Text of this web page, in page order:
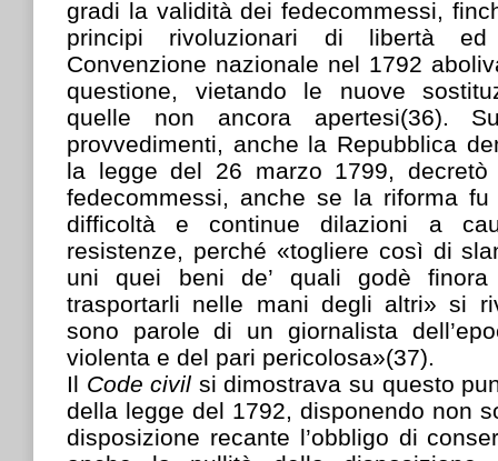
gradi la validità dei fedecommessi,
principi rivoluzionari di libertà
Convenzione nazionale nel 1792
questione, vietando le nuove
quelle non ancora apertesi(36).
provvedimenti, anche la Repubblica
la legge del 26 marzo 1799, decretò
fedecommessi, anche se la riforma
difficoltà e continue dilazioni a
resistenze, perché «togliere così di
uni quei beni de’ quali godè finora
trasportarli nelle mani degli altri» si
sono parole di un giornalista
violenta e del pari pericolosa»(37).
Il Code civil si dimostrava su questo
della legge del 1792, disponendo non
disposizione recante l’obbligo di